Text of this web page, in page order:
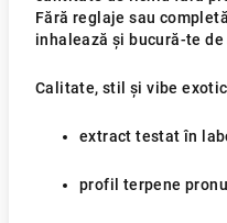
Fără reglaje sau
inhalează și bucură-te
Calitate, stil și vibe exotic
extract testat în
profil terpene